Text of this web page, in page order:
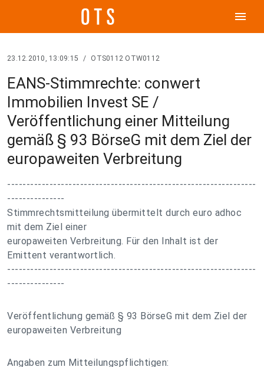
menu
23.12.2010, 13:09:15 / OTS0112 OTW0112
EANS-Stimmrechte: conwert
Immobilien Invest SE /
Veröffentlichung einer Mitteilung
gemäß § 93 BörseG mit dem Ziel der
europaweiten Verbreitung
-----------------------------------------------------------------
---------------
Stimmrechtsmitteilung übermittelt durch euro adhoc
mit dem Ziel einer
europaweiten Verbreitung. Für den Inhalt ist der
Emittent verantwortlich.
-----------------------------------------------------------------
---------------
Veröffentlichung gemäß § 93 BörseG mit dem Ziel der
europaweiten Verbreitung
Angaben zum Mitteilungspflichtigen: